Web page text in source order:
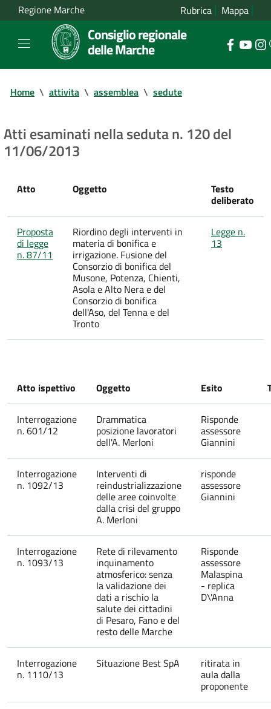
Regione Marche Rubrica Mappa
Consiglio regionale
delle Marche
Home \ attivita \ assemblea \ sedute
Atti esaminati nella seduta n. 120 del
11/06/2013
Atto Oggetto Testo
deliberato
Proposta
di legge
n. 87/11
Riordino degli interventi in
materia di bonifica e
irrigazione. Fusione del
Consorzio di bonifica del
Musone, Potenza, Chienti,
Asola e Alto Nera e del
Consorzio di bonifica
dell'Aso, del Tenna e del
Tronto
Legge n.
13
Atto ispettivo Oggetto Esito
Interrogazione
n. 601/12
Drammatica
posizione lavoratori
dell'A. Merloni
Risponde
assessore
Giannini
Interrogazione
n. 1092/13
Interventi di
reindustrializzazione
delle aree coinvolte
dalla crisi del gruppo
A. Merloni
risponde
assessore
Giannini
Interrogazione
n. 1093/13
Rete di rilevamento
inquinamento
atmosferico: senza
la validazione dei
dati a rischio la
salute dei cittadini
di Pesaro, Fano e del
resto delle Marche
Risponde
assessore
Malaspina
- replica
D\'Anna
Interrogazione
n. 1110/13
Situazione Best SpA ritirata in
aula dalla
proponente